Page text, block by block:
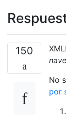
150
No
por